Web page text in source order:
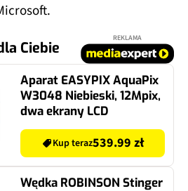
Ciebie
REKLAMA
Aparat EASYPIX AquaPix
W3048 Niebieski, 12Mpix,
dwa ekrany LCD
Kup teraz539.99 zł
Wędka ROBINSON Stinger